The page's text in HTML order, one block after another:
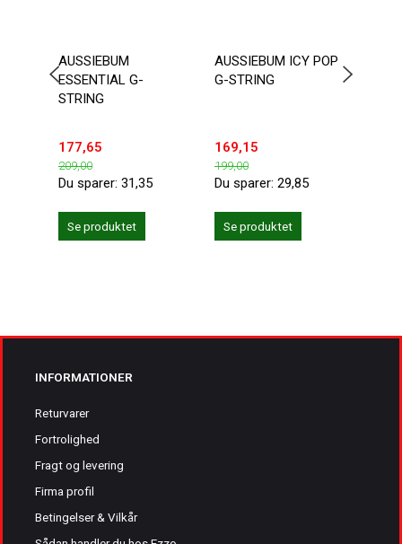
AUSSIEBUM
ESSENTIAL G-
STRING
177,65
209,00
Du sparer: 31,35
Se produktet
AUSSIEBUM ICY POP
G-STRING
169,15
199,00
Du sparer: 29,85
Se produktet
INFORMATIONER
Returvarer
Fortrolighed
Fragt og levering
Firma profil
Betingelser & Vilkår